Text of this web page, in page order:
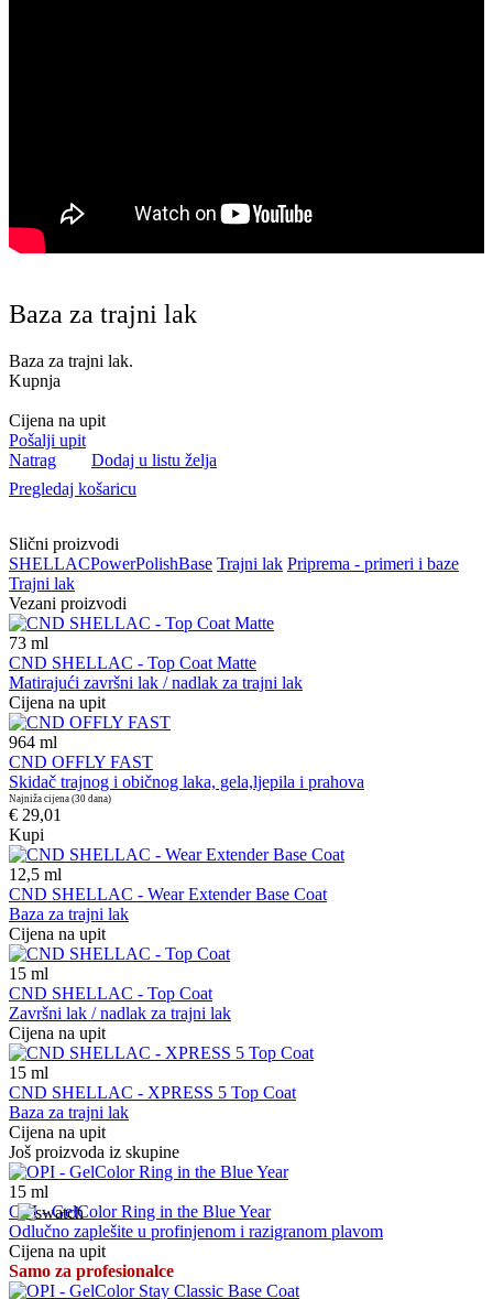
Baza za trajni lak
Baza za trajni lak.
Kupnja
Cijena na upit
Pošalji upit
Natrag
Dodaj u listu želja
Pregledaj košaricu
Slični proizvodi
SHELLACPowerPolishBase Trajni lak Priprema - primeri i baze
Trajni lak
Vezani proizvodi
73 ml
CND SHELLAC - Top Coat Matte
Matirajući završni lak / nadlak za trajni lak
Cijena na upit
964 ml
CND OFFLY FAST
Skidač trajnog i običnog laka, gela,ljepila i prahova
Najniža cijena (30 dana)
€ 29,01
Kupi
12,5 ml
CND SHELLAC - Wear Extender Base Coat
Baza za trajni lak
Cijena na upit
15 ml
CND SHELLAC - Top Coat
Završni lak / nadlak za trajni lak
Cijena na upit
15 ml
CND SHELLAC - XPRESS 5 Top Coat
Baza za trajni lak
Cijena na upit
Još proizvoda iz skupine
15 ml
OPI - GelColor Ring in the Blue Year
Odlučno zaplešite u profinjenom i razigranom plavom
Cijena na upit
Samo za profesionalce